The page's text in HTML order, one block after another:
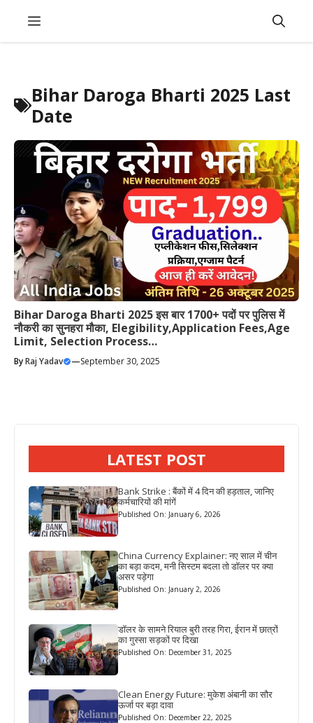
Menu
Bihar Daroga Bharti 2025 Last
Date
Bihar Daroga Bharti 2025 इस बार 1700+ पदों पर पुलिस में
नौकरी का सुनहरा मौका, Elegibility,Application Fees,Age
Limit, Selection Process…
ByRaj Yadav —September 30, 2025
LATEST POST
Bank Strike : बैंकों में 4 दिन की हड़ताल, जानिए
कर्मचारियों की मांगें
Published On: January 6, 2026
China Currency Explainer: नए साल में चीन
का बड़ा कदम, मनी सिस्टम बदला तो डॉलर पर क्या
असर पड़ेगा
Published On: January 2, 2026
डॉलर के सामने रियाल बुरी तरह गिरा, ईरान में छात्रों
का गुस्सा सड़कों पर दिखा
Published On: December 31, 2025
Clean Energy Future: मुकेश अंबानी का सौर
ऊर्जा पर बड़ा दावा
Published On: December 22, 2025